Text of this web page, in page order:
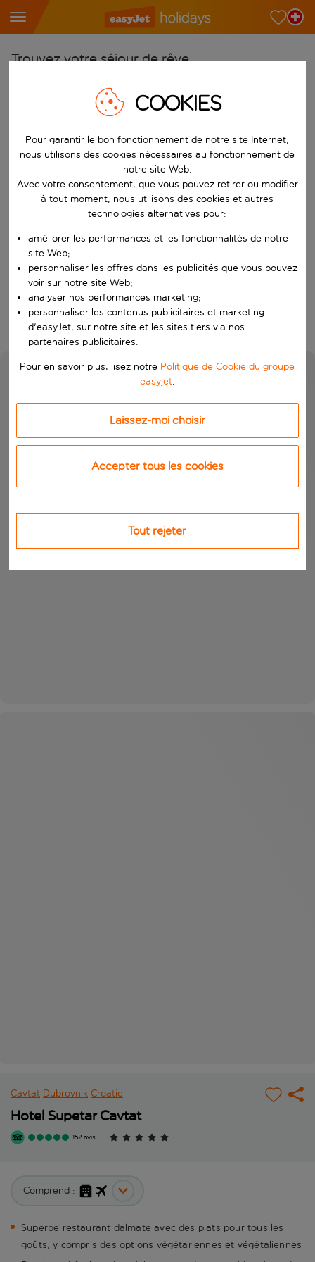
Trouvez votre séjour de rêve
Commencez à taper pour la saisie automatique. Lorsque les
Choisissez votre aéroport
Commencez à taper pour la saisie automatique. Lorsque les
Choisissez votre destination
Vers
Choisissez vos dates
Quand
Qui
Rechercher
Cavtat Dubrovnik Croatie
Hotel Supetar Cavtat
152 avis
Comprend :
Superbe restaurant dalmate avec des plats pour tous les
goûts, y compris des options végétariennes et végétaliennes
COOKIES
Pour garantir le bon fonctionnement de notre site Internet,
nous utilisons des cookies nécessaires au fonctionnement de
notre site Web.
Avec votre consentement, que vous pouvez retirer ou modifier
à tout moment, nous utilisons des cookies et autres
technologies alternatives pour:
améliorer les performances et les fonctionnalités de notre
site Web;
personnaliser les offres dans les publicités que vous pouvez
voir sur notre site Web;
analyser nos performances marketing;
personnaliser les contenus publicitaires et marketing
d'easyJet, sur notre site et les sites tiers via nos
partenaires publicitaires.
Pour en savoir plus, lisez notre Politique de Cookie du groupe
easyjet.
Laissez-moi choisir
Accepter tous les cookies
Tout rejeter